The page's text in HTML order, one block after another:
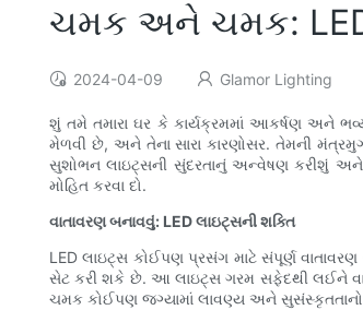
ચમક અને ચમક:
2024-04-09 Glamor Lighting
શું તમે તમારા ઘર કે કાર્યક્રમમાં આકર્ષણ અને
મેળવી છે, અને તેના સારા કારણોસર. તેમની
સુશોભન લાઇટ્સની સુંદરતાનું અન્વેષણ કરીશું અને
મોહિત કરવા દો.
વાતાવરણ બનાવવું: LED લાઇટ્સની શક્તિ
LED લાઇટ્સ કોઈપણ પ્રસંગ માટે સંપૂર્ણ
સેટ કરી શકે છે. આ લાઇટ્સ ગરમ સફેદથી લઈને
ચમક કોઈપણ જગ્યામાં લાવણ્ય અને